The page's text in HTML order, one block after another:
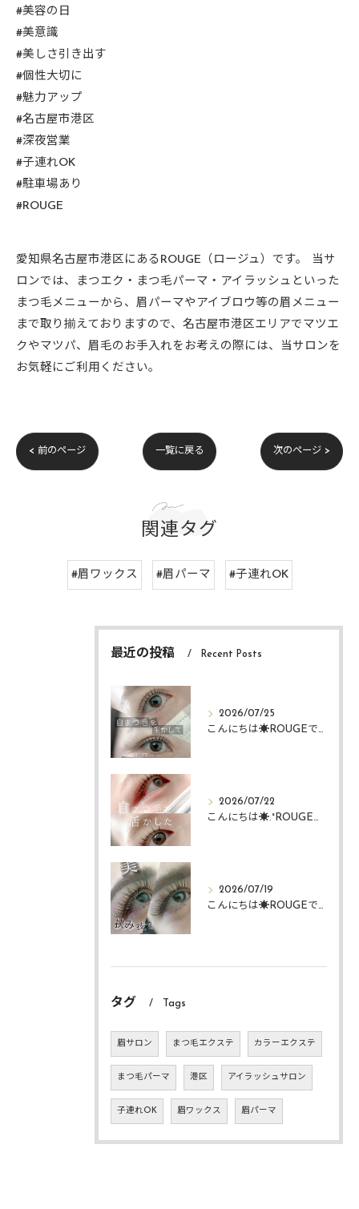
#美容の日
#美意識
#美しさ引き出す
#個性大切に
#魅力アップ
#名古屋市港区
#深夜営業
#子連れOK
#駐車場あり
#ROUGE
愛知県名古屋市港区にあるROUGE（ロージュ）です。 当サ
ロンでは、まつエク・まつ毛パーマ・アイラッシュといった
まつ毛メニューから、眉パーマやアイブロウ等の眉メニュー
まで取り揃えておりますので、名古屋市港区エリアでマツエ
クやマツパ、眉毛のお手入れをお考えの際には、当サロンを
お気軽にご利用ください。
< 前のページ 一覧に戻る 次のページ >
関連タグ
#眉ワックス #眉パーマ #子連れOK
最近の投稿 Recent Posts
2026/07/25
こんにちは☀️ROUGEですᴗ ᴗ͈
2026/07/22
こんにちは☀️.°ROUGEですᴗ ᴗ͈
2026/07/19
こんにちは☀️ROUGEですᴗ ᴗ͈
タグ Tags
眉サロン まつ毛エクステ カラーエクステ
まつ毛パーマ 港区 アイラッシュサロン
子連れOK 眉ワックス 眉パーマ